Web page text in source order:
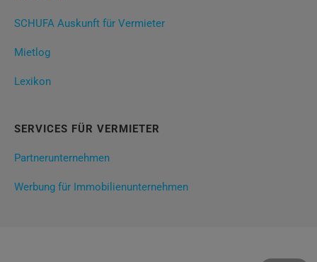
SCHUFA Auskunft für Vermieter
Mietlog
Lexikon
SERVICES FÜR VERMIETER
Partnerunternehmen
Werbung für Immobilienunternehmen